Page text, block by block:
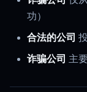
功）
合法的公司
诈骗公司 主